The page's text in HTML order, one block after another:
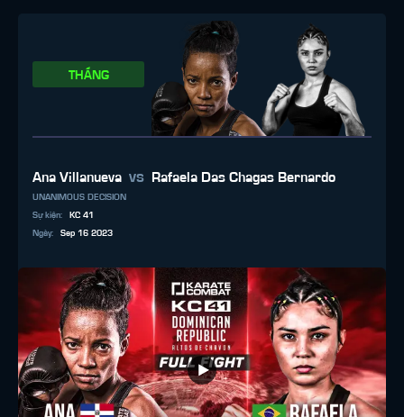
THẮNG
Ana Villanueva vs Rafaela Das Chagas Bernardo
UNANIMOUS DECISION
Sự kiện:
KC 41
Ngày: Sep 16 2023